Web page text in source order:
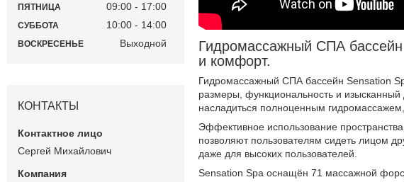
Гидромассажный СПА
и комфорт.
Гидромассажный СПА бассейн Sensation
размеры, функциональность и изысканный
насладиться полноценным
Эффективное использование
позволяют пользователям сидеть лицом
даже для высоких пользователей.
Sensation Spa оснащён 71 массажной
ПЯТНИЦА 09:00 17:00
СУББОТА 10:00 14:00
ВОСКРЕСЕНЬЕ Выходной
КОНТАКТЫ
Сергей Михайлович